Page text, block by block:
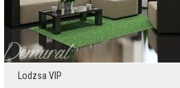
Lodzsa VIP